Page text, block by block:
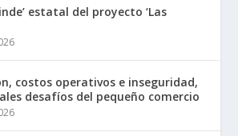
estatal del proyecto ‘Las
costos operativos e inseguridad,
desafíos del pequeño comercio